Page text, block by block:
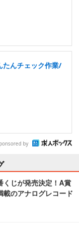
んチェック作業/
by
くじが発売決定！A賞
載のアナログレコード